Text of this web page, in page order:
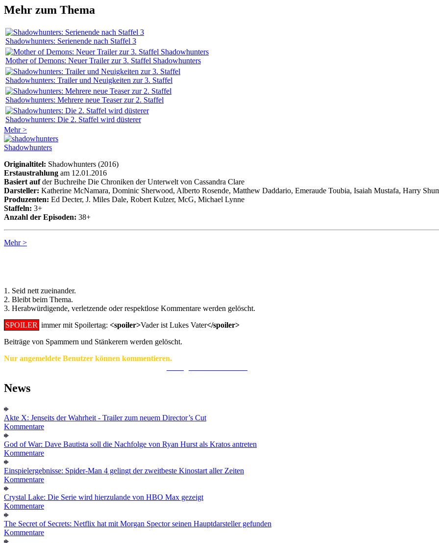
Mehr zum Thema
Shadowhunters: Serienende nach Staffel 3
Mother of Demons: Neuer Trailer zur 3. Staffel Shadowhunters
Shadowhunters: Trailer und Neuigkeiten zur 3. Staffel
Shadowhunters: Mehrere neue Teaser zur 2. Staffel
Shadowhunters: Die 2. Staffel wird düsterer
Mehr >
Shadowhunters
Originaltitel: Shadowhunters (2016)
Erstaustrahlung am 12.01.2016
Basiert aufder Buchreihe Die Chroniken der Unterwelt von Cassandra Clare
Darsteller: Katherine McNamara, Dominic Sherwood, Alberto Rosende, Matthew Daddario, Emeraude Toubia, Isaiah Mustafa, Harry
Produzenten: Ed Decter, J. Miles Dale, Robert Kulzer, McG, Michael Lynne
Staffeln: 3+
Anzahl der Episoden: 38+
Mehr >
1. Seid nett zueinander.
2. Bleibt beim Thema.
3. Herabwürdigende, verletzende oder respektlose Kommentare werden gelöscht.
SPOILER immer mit Spoilertag: <spoiler>Vader ist Lukes Vater</spoiler>
Beiträge von Spammern und Stänkerern werden gelöscht.
Nur angemeldete Benutzer können kommentieren.
News
Akte X: Jenseits der Wahrheit - Trailer zum neuem Director’s Cut
Kommentare
God of War: Dave Bautista soll die Nachfolge von Ryan Hurst als Kratos antreten
Kommentare
Einspielergebnisse: Spider-Man 4 gelingt der zweitbeste Kinostart aller Zeiten
Kommentare
Crystal Lake: Die Serie wird hierzulande von HBO Max gezeigt
Kommentare
The Secret of Secrets: Netflix hat mit Morgan Spector seinen Hauptdarsteller gefunden
Kommentare